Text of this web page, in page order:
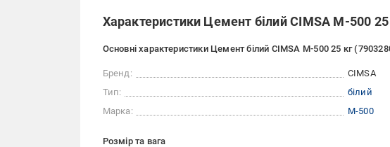
Характеристики Цемент білий CIMSA М-500
Основні характеристики Цемент білий CIMSA М-500 25 кг
Бренд:
CIMSA
Тип:
білий
Марка:
М-500
Розмір та вага